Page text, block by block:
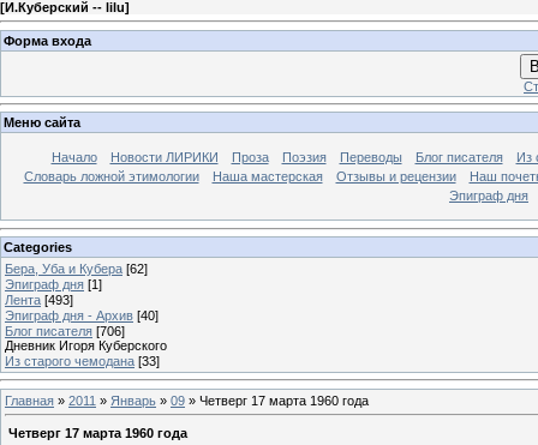
[И.Куберский -- lilu]
Форма входа
Меню сайта
Начало Новости ЛИРИКИ Проза Поэзия Переводы Блог писателя
Из
Словарь ложной этимологии
Наша мастерская Отзывы и рецензии
Наш
Эпиграф дня
Categories
Бера, Уба и Кубера [62]
Эпиграф дня [1]
Лента [493]
Эпиграф дня - Архив [40]
Блог писателя [706]
Дневник Игоря Куберского
Из старого чемодана [33]
Главная » 2011 » Январь » 09 » Четверг 17 марта 1960 года
Четверг 17 марта 1960 года